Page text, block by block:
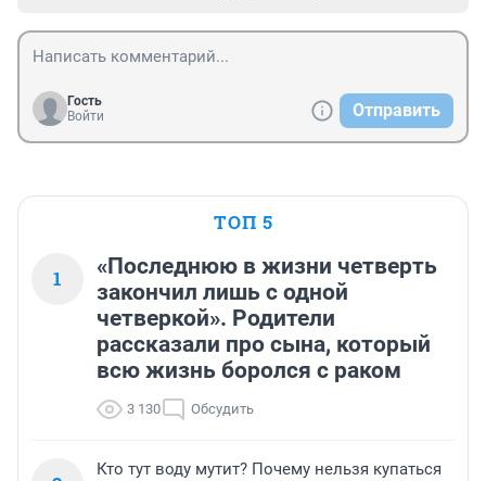
Гость
Войти
Отправить
ТОП 5
1
«Последнюю в жизни четверть
закончил лишь с одной
четверкой». Родители
рассказали про сына, который
всю жизнь боролся с раком
3 130 Обсудить
Кто тут воду мутит? Почему нельзя купаться